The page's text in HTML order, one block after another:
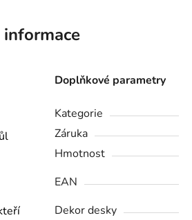
Doplňkové parametry
Kategorie
Záruka
Hmotnost
EAN
Dekor desky